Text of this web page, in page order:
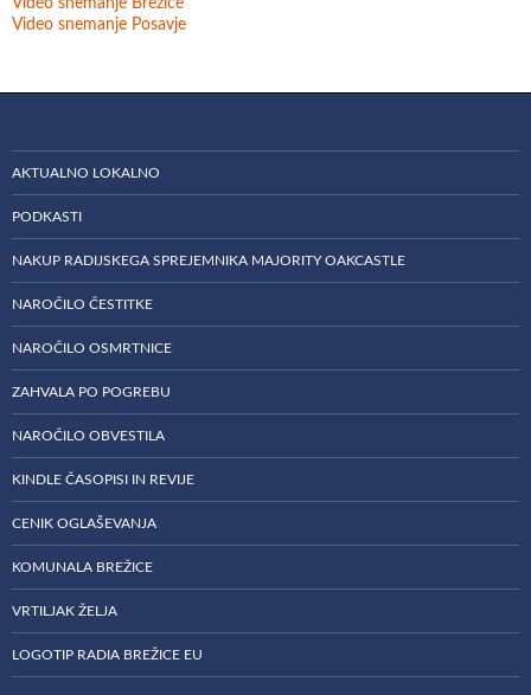
Video snemanje Brežice
Video snemanje Posavje
AKTUALNO LOKALNO
PODKASTI
NAKUP RADIJSKEGA SPREJEMNIKA MAJORITY OAKCASTLE
NAROČILO ČESTITKE
NAROČILO OSMRTNICE
ZAHVALA PO POGREBU
NAROČILO OBVESTILA
KINDLE ČASOPISI IN REVIJE
CENIK OGLAŠEVANJA
KOMUNALA BREŽICE
VRTILJAK ŽELJA
LOGOTIP RADIA BREŽICE EU